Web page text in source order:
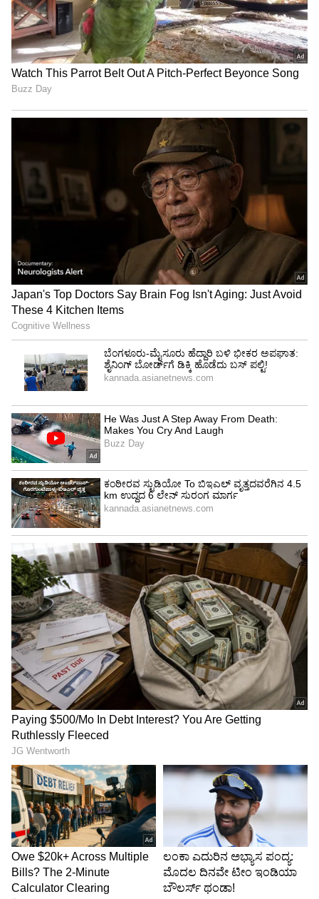
"ರಾಜಕೀಯ ಬೇಡ, ಸಿನಿಮಾನೇ ಪ್ರಾಣ":
ಕನಕೋತ್ಸವದಲ್ಲಿ ರಿಷಬ್ ಶೆಟ್ಟಿ | Rishab
Shetty speech | Suvarna News
ಶೇ.50 ರಿಂದ ಶೇ.18 ಕ್ಕೆ TAX ಇಳಿಕೆ: ಮೋದಿ-
ಟ್ರಂಪ್ ಐತಿಹಾಸಿಕ ಒಪ್ಪಂದ | India US
Trade Deal | Party Rounds